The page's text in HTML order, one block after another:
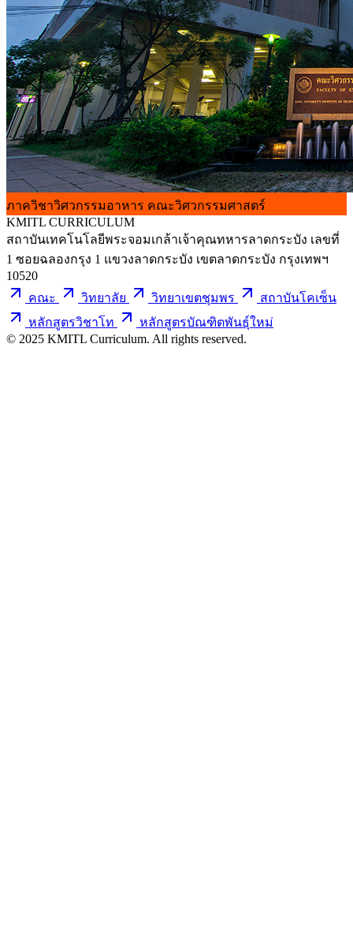
ภาควิชาวิศวกรรมอาหาร คณะวิศวกรรมศาสตร์
KMITL CURRICULUM
สถาบันเทคโนโลยีพระจอมเกล้าเจ้าคุณทหารลาดกระบัง เลขที่
1 ซอยฉลองกรุง 1 แขวงลาดกระบัง เขตลาดกระบัง กรุงเทพฯ
10520
คณะ
วิทยาลัย วิทยาเขตชุมพร
สถาบันโคเซ็น
หลักสูตรวิชาโท
หลักสูตรบัณฑิตพันธุ์ใหม่
© 2025 KMITL Curriculum. All rights reserved.